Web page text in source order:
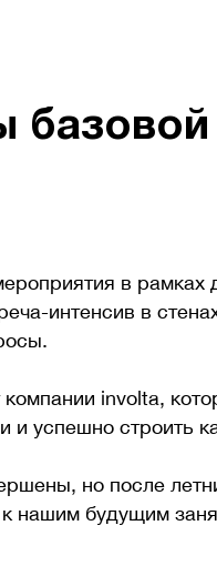
в рамках
интенсив в
involta,
и успешно строить
но после
нашим будущим